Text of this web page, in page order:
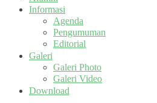
Informasi
Agenda
Pengumuman
Editorial
Galeri
Galeri Photo
Galeri Video
Download